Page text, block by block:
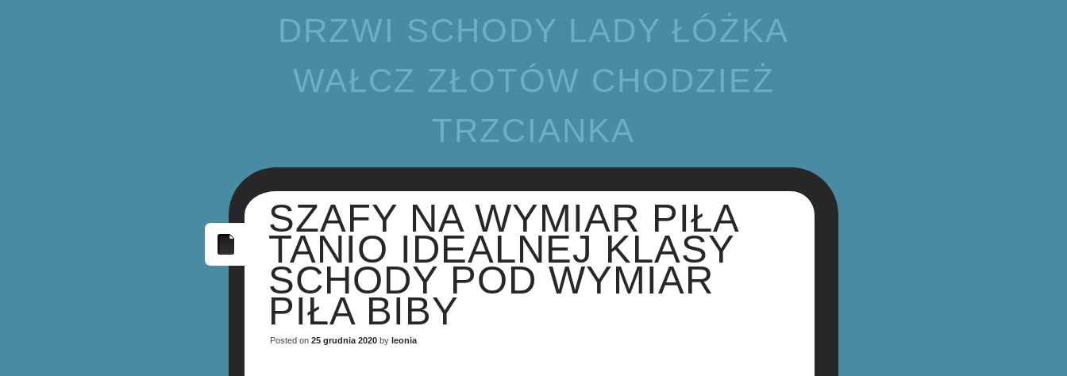
DRZWI SCHODY LADY ŁÓŻKA
WAŁCZ ZŁOTÓW CHODZIEŻ
TRZCIANKA
SZAFY NA WYMIAR PIŁA
TANIO IDEALNEJ KLASY
SCHODY POD WYMIAR
PIŁA BIBY
Posted on25 grudnia 2020 byleonia